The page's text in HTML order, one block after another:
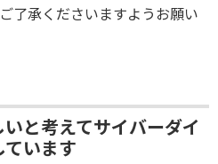
了承くださいますようお願い
と考えてサイバーダイ
います